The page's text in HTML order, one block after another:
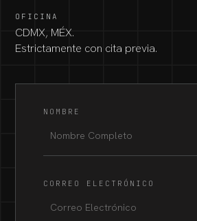
OFICINA
CDMX, MÉX.
Estrictamente con cita previa.
NOMBRE
CORREO ELECTRÓNICO